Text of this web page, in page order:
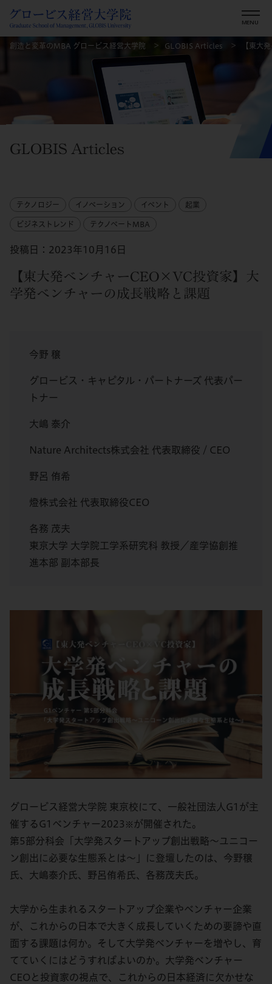
創造と変革のMBA グロービス経営大学院 GLOBIS Articles 【東大
GLOBIS Articles
テクノロジー イノベーション イベント 起業
ビジネストレンド テクノベートMBA
投稿日：2023年10月16日
【東大発ベンチャーCEO×VC投資家】大
学発ベンチャーの成長戦略と課題
今野 穣
グロービス・キャピタル・パートナーズ 代表パー
トナー
大嶋 泰介
Nature Architects株式会社 代表取締役 / CEO
野呂 侑希
燈株式会社 代表取締役CEO
各務 茂夫
東京大学 大学院工学系研究科 教授／産学協創推
進本部 副本部長
グロービス経営大学院 東京校にて、一般社団法人G1が主
催するG1ベンチャー2023 ※ が開催された。
第5部分科会「大学発スタートアップ創出戦略〜ユニコー
ン創出に必要な生態系とは〜」に登壇したのは、今野穣
氏、大嶋泰介氏、野呂侑希氏、各務茂夫氏。
大学から生まれるスタートアップ企業やベンチャー企業
が、これからの日本で大きく成長していくための要諦や直
面する課題は何か。そして大学発ベンチャーを増やし、育
てていくにはどうすればよいのか。大学発ベンチャー
CEOと投資家の視点で、これからの日本経済に欠かせな